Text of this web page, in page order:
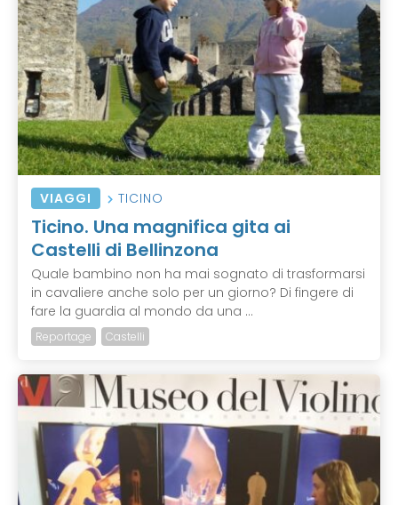
VIAGGI TICINO
Ticino. Una magnifica gita ai
Castelli di Bellinzona
Quale bambino non ha mai sognato di trasformarsi
in cavaliere anche solo per un giorno? Di fingere di
fare la guardia al mondo da una ...
Reportage Castelli